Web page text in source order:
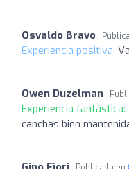
Osvaldo Bravo
Experiencia positiva:
Owen Duzelman
Experiencia fantástica:
canchas bien